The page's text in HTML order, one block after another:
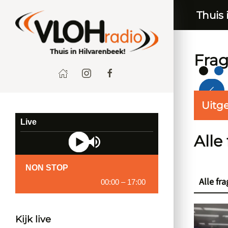
Live
NON STOP
00:00– 17:00
Kijk live
Thuis
Alle
Alle